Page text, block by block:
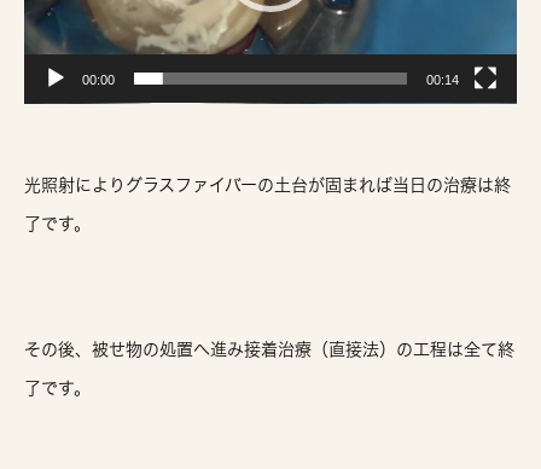
00:00 00:14
光照射によりグラスファイバーの土台が固まれば当日の治療は終
了です。
その後、被せ物の処置へ進み接着治療（直接法）の工程は全て終
了です。